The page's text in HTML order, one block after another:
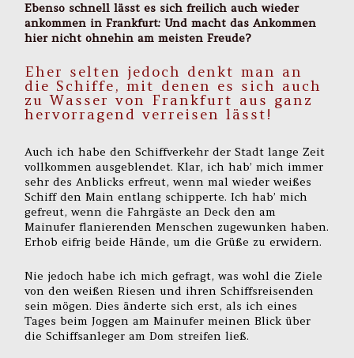
Ebenso schnell lässt es sich freilich auch wieder
ankommen in Frankfurt: Und macht das Ankommen
hier nicht ohnehin am meisten Freude?
Eher selten jedoch denkt man an
die Schiffe, mit denen es sich auch
zu Wasser von Frankfurt aus ganz
hervorragend verreisen lässt!
Auch ich habe den Schiffverkehr der Stadt lange Zeit
vollkommen ausgeblendet. Klar, ich hab’ mich immer
sehr des Anblicks erfreut, wenn mal wieder weißes
Schiff den Main entlang schipperte. Ich hab’ mich
gefreut, wenn die Fahrgäste an Deck den am
Mainufer flanierenden Menschen zugewunken haben.
Erhob eifrig beide Hände, um die Grüße zu erwidern.
Nie jedoch habe ich mich gefragt, was wohl die Ziele
von den weißen Riesen und ihren Schiffsreisenden
sein mögen. Dies änderte sich erst, als ich eines
Tages beim Joggen am Mainufer meinen Blick über
die Schiffsanleger am Dom streifen ließ.